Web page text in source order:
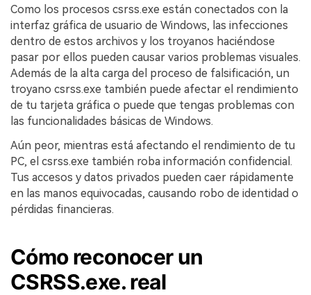
Como los procesos csrss.exe están conectados con la
interfaz gráfica de usuario de Windows, las infecciones
dentro de estos archivos y los troyanos haciéndose
pasar por ellos pueden causar varios problemas visuales.
Además de la alta carga del proceso de falsificación, un
troyano csrss.exe también puede afectar el rendimiento
de tu tarjeta gráfica o puede que tengas problemas con
las funcionalidades básicas de Windows.
Aún peor, mientras está afectando el rendimiento de tu
PC, el csrss.exe también roba información confidencial.
Tus accesos y datos privados pueden caer rápidamente
en las manos equivocadas, causando robo de identidad o
pérdidas financieras.
Cómo reconocer un
CSRSS.exe. real